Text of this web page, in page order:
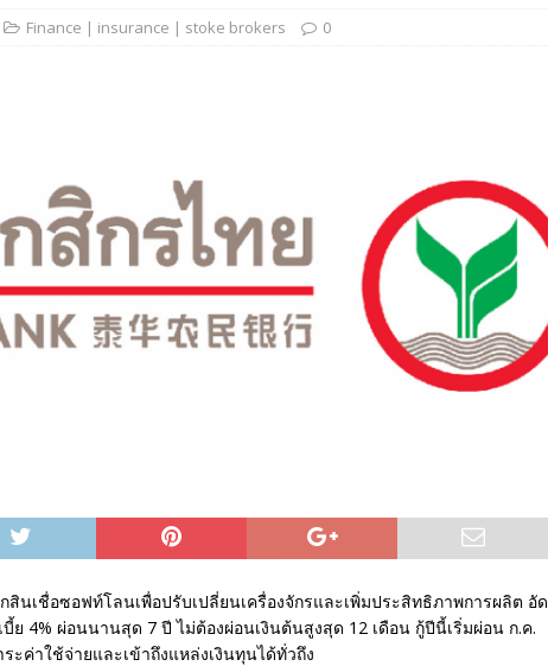
Finance | insurance | stoke brokers 0
นเชื่อซอฟท์โลนเพื่อปรับเปลี่ยนเครื่องจักรและเพิ่มประสิทธิภาพการผลิต อัด
บี้ย 4% ผ่อนนานสุด 7 ปี ไม่ต้องผ่อนเงินต้นสูงสุด 12 เดือน กู้ปีนี้เริ่มผ่อน ก.ค.
ะค่าใช้จ่ายและเข้าถึงแหล่งเงินทุนได้ทั่วถึง